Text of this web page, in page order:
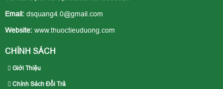
Email: dsquang4.0@gmail.com
Website: www.thuoctieuduong.com
CHÍNH SÁCH
Giới Thiệu
Chính Sách Đổi Trả